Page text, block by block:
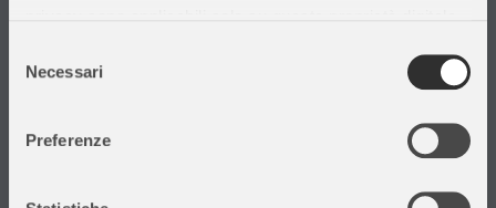
modificare o revocare il proprio consenso in qualsiasi
momento dalla Dichiarazione sui cookie o facendo clic
delNecessari
Preferenze